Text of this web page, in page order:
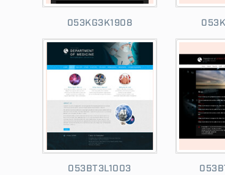
053KG3K1908
053BT3L1003